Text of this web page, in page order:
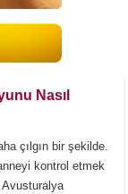
Nasıl
çılgın bir şekilde.
kontrol etmek
Avusturalya